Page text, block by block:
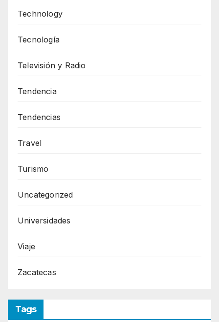
Technology
Tecnología
Televisión y Radio
Tendencia
Tendencias
Travel
Turismo
Uncategorized
Universidades
Viaje
Zacatecas
Tags